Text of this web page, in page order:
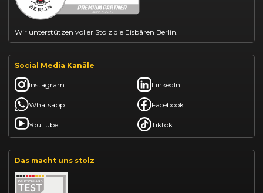
Wir unterstützen voller Stolz die Eisbären Berlin.
Social Media Kanäle
Instagram LinkedIn
Whatsapp Facebook
YouTube Tiktok
Das macht uns stolz